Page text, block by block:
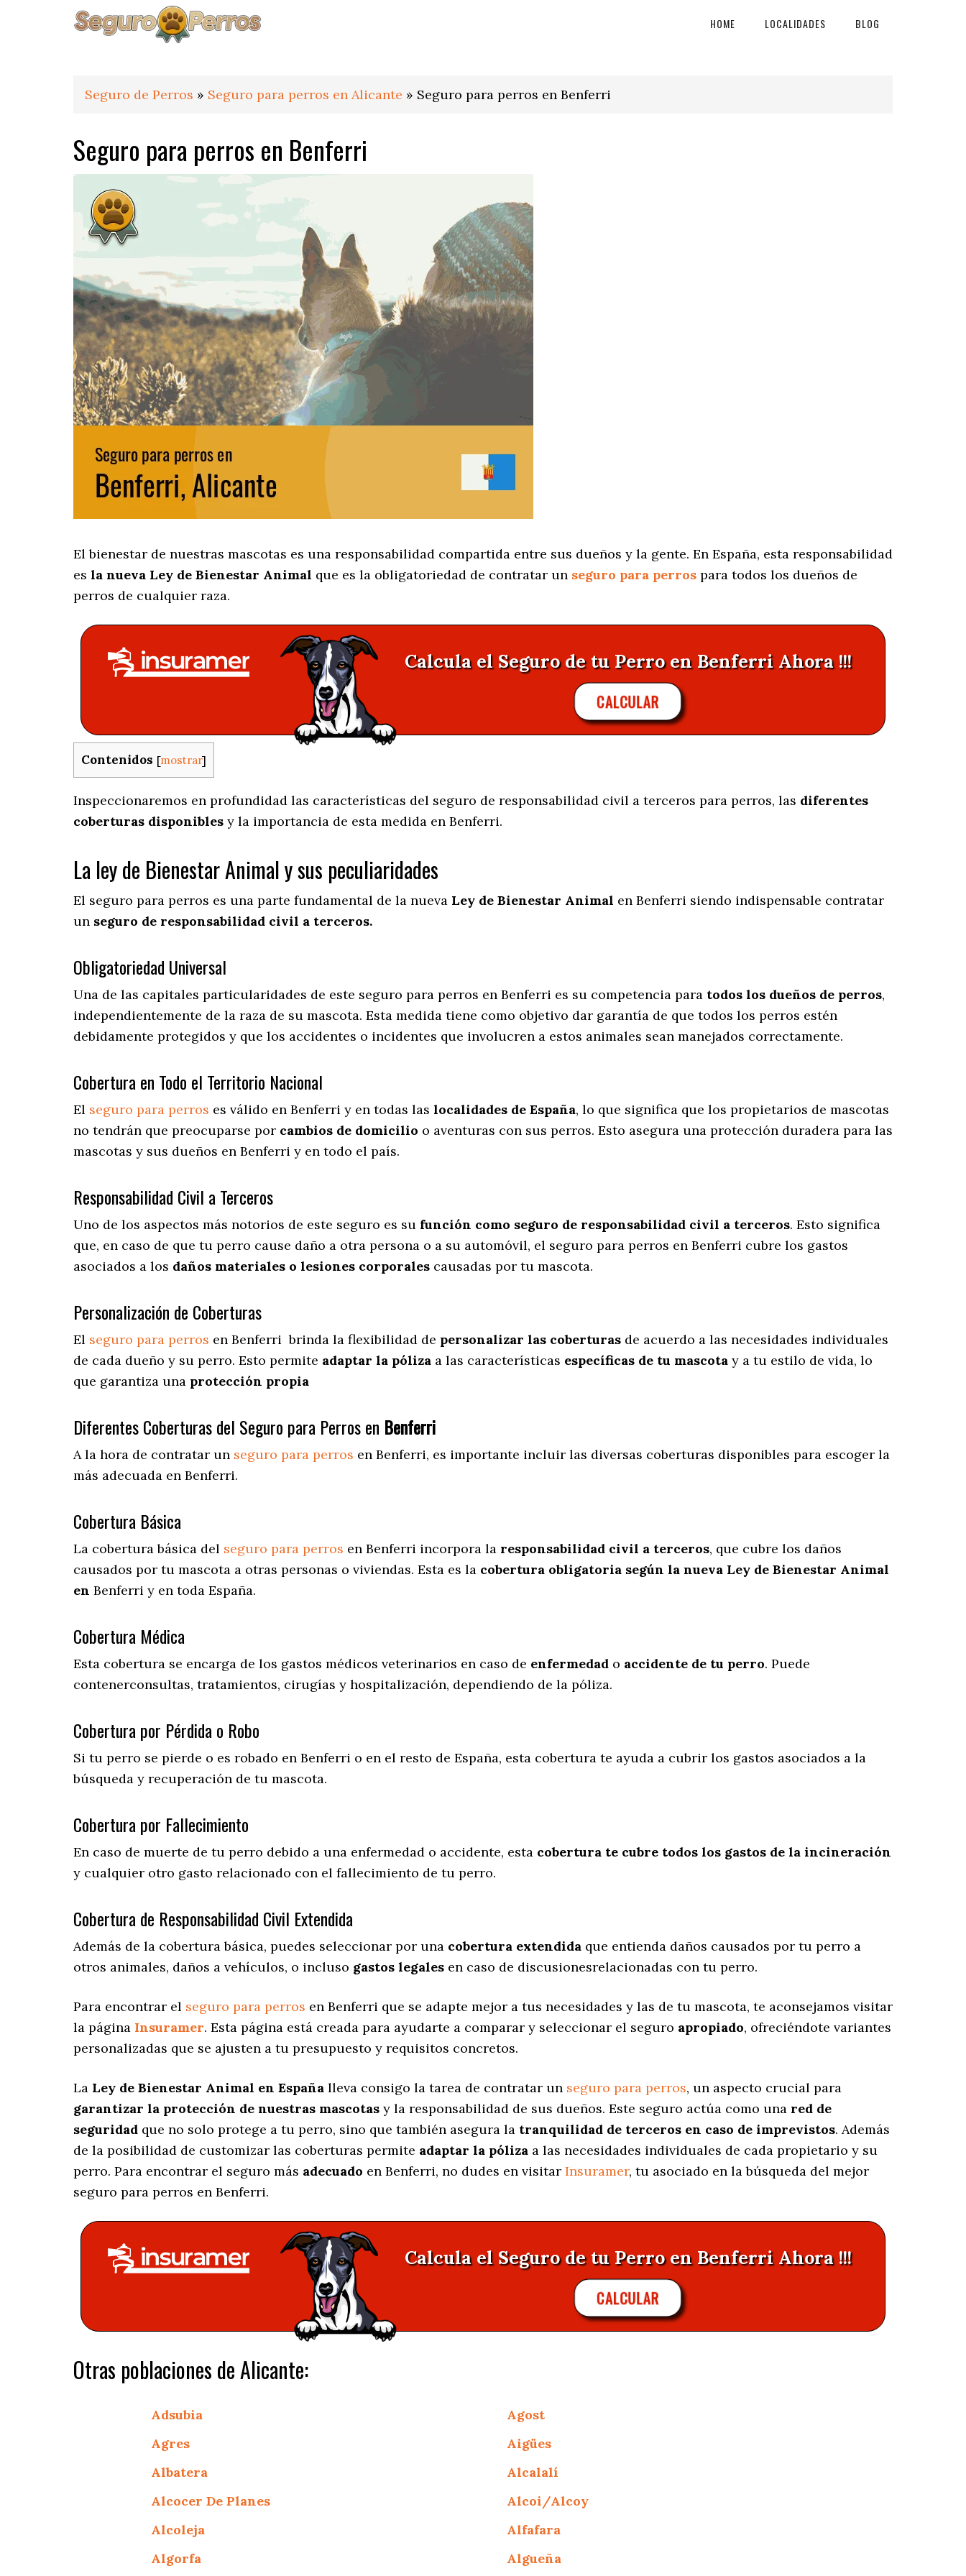
HOME LOCALIDADES BLOG
Seguro de Perros » Seguro para perros en Alicante » Seguro para perros en Benferri
Seguro para perros en Benferri
El bienestar de nuestras mascotas es una responsabilidad compartida entre sus dueños y la gente. En España, esta responsabilidad
es la nueva Ley de Bienestar Animal que es la obligatoriedad de contratar un seguro para perros para todos los dueños de
perros de cualquier raza.
Calcula el Seguro de tu Perro en Benferri Ahora !!!
CALCULAR
Contenidos [mostrar]
Inspeccionaremos en profundidad las características del seguro de responsabilidad civil a terceros para perros, las diferentes
coberturas disponibles y la importancia de esta medida en Benferri.
La ley de Bienestar Animal y sus peculiaridades
El seguro para perros es una parte fundamental de la nueva Ley de Bienestar Animal en Benferri siendo indispensable contratar
un seguro de responsabilidad civil a terceros.
Obligatoriedad Universal
Una de las capitales particularidades de este seguro para perros en Benferri es su competencia para todos los dueños de perros,
independientemente de la raza de su mascota. Esta medida tiene como objetivo dar garantía de que todos los perros estén
debidamente protegidos y que los accidentes o incidentes que involucren a estos animales sean manejados correctamente.
Cobertura en Todo el Territorio Nacional
El seguro para perros es válido en Benferri y en todas las localidades de España, lo que significa que los propietarios de mascotas
no tendrán que preocuparse por cambios de domicilio o aventuras con sus perros. Esto asegura una protección duradera para las
mascotas y sus dueños en Benferri y en todo el país.
Responsabilidad Civil a Terceros
Uno de los aspectos más notorios de este seguro es su función como seguro de responsabilidad civil a terceros. Esto significa
que, en caso de que tu perro cause daño a otra persona o a su automóvil, el seguro para perros en Benferri cubre los gastos
asociados a los daños materiales o lesiones corporales causadas por tu mascota.
Personalización de Coberturas
El seguro para perros en Benferri brinda la flexibilidad de personalizar las coberturas de acuerdo a las necesidades individuales
de cada dueño y su perro. Esto permite adaptar la póliza a las características específicas de tu mascota y a tu estilo de vida, lo
que garantiza una protección propia
Diferentes Coberturas del Seguro para Perros en Benferri
A la hora de contratar un seguro para perros en Benferri, es importante incluir las diversas coberturas disponibles para escoger la
más adecuada en Benferri.
Cobertura Básica
La cobertura básica del seguro para perros en Benferri incorpora la responsabilidad civil a terceros, que cubre los daños
causados por tu mascota a otras personas o viviendas. Esta es la cobertura obligatoria según la nueva Ley de Bienestar Animal
en Benferri y en toda España.
Cobertura Médica
Esta cobertura se encarga de los gastos médicos veterinarios en caso de enfermedad o accidente de tu perro. Puede
contenerconsultas, tratamientos, cirugías y hospitalización, dependiendo de la póliza.
Cobertura por Pérdida o Robo
Si tu perro se pierde o es robado en Benferri o en el resto de España, esta cobertura te ayuda a cubrir los gastos asociados a la
búsqueda y recuperación de tu mascota.
Cobertura por Fallecimiento
En caso de muerte de tu perro debido a una enfermedad o accidente, esta cobertura te cubre todos los gastos de la incineración
y cualquier otro gasto relacionado con el fallecimiento de tu perro.
Cobertura de Responsabilidad Civil Extendida
Además de la cobertura básica, puedes seleccionar por una cobertura extendida que entienda daños causados por tu perro a
otros animales, daños a vehículos, o incluso gastos legales en caso de discusionesrelacionadas con tu perro.
Para encontrar el seguro para perros en Benferri que se adapte mejor a tus necesidades y las de tu mascota, te aconsejamos visitar
la página Insuramer. Esta página está creada para ayudarte a comparar y seleccionar el seguro apropiado, ofreciéndote variantes
personalizadas que se ajusten a tu presupuesto y requisitos concretos.
La Ley de Bienestar Animal en España lleva consigo la tarea de contratar un seguro para perros, un aspecto crucial para
garantizar la protección de nuestras mascotas y la responsabilidad de sus dueños. Este seguro actúa como una red de
seguridad que no solo protege a tu perro, sino que también asegura la tranquilidad de terceros en caso de imprevistos. Además
de la posibilidad de customizar las coberturas permite adaptar la póliza a las necesidades individuales de cada propietario y su
perro. Para encontrar el seguro más adecuado en Benferri, no dudes en visitar Insuramer, tu asociado en la búsqueda del mejor
seguro para perros en Benferri.
Calcula el Seguro de tu Perro en Benferri Ahora !!!
CALCULAR
Otras poblaciones de Alicante:
Adsubia
Agost
Agres
Aigües
Albatera
Alcalalí
Alcocer De Planes
Alcoi/Alcoy
Alcoleja
Alfafara
Algorfa
Algueña